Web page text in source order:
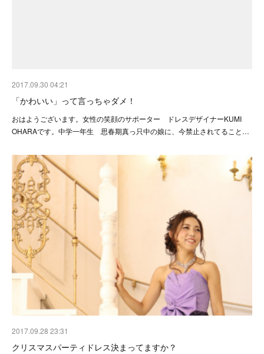
2017.09.30 04:21
「かわいい」って言っちゃダメ！
おはようございます。女性の笑顔のサポーター ドレスデザイナーKUMI
OHARAです。中学一年生 思春期真っ只中の娘に、今禁止されてること…
2017.09.28 23:31
クリスマスパーティドレス決まってますか？